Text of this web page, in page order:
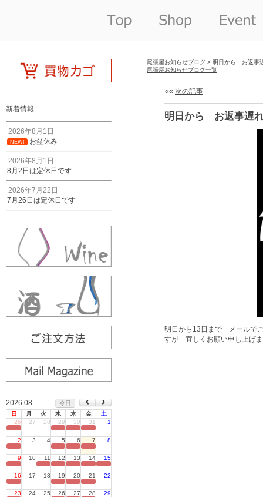
新着情報
2026年8月1日
NEW! お盆休み
2026年8月1日
8月2日は定休日です
2026年7月22日
7月26日は定休日です
2026.08
今日
日
月 火 水 木 金
土
26
27 28 29 30 31 1
2 3 4 5 6 7 8
9 10 11 12 13 14 15
16 17 18 19 20 21 22
23 24 25 26 27 28 29
尾張屋お知らせブログ > 明日から お返事
尾張屋お知らせブログ一覧
«« 次の記事
明日から お返事遅
明日から13日まで メールで
すが 宜しくお願い申し上げ